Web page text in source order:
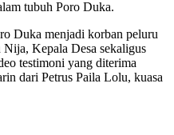
tubuh Poro Duka.
Duka menjadi korban peluru
Kepala Desa sekaligus
testimoni yang diterima
dari Petrus Paila Lolu, kuasa